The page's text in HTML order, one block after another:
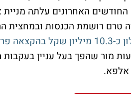
הכנסות ובמחצית הראשונה של 2020 הפסידה כ-
פרטית
מור שהפך בעל עניין
אלפא.